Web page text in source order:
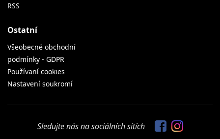
RSS
Ostatní
Všeobecné obchodní
podmínky - GDPR
Používaní cookies
Nastavení soukromí
Sledujte nás na sociálních sítích